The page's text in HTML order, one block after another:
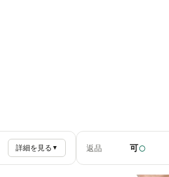
詳細を見る ▼ 返品 可○